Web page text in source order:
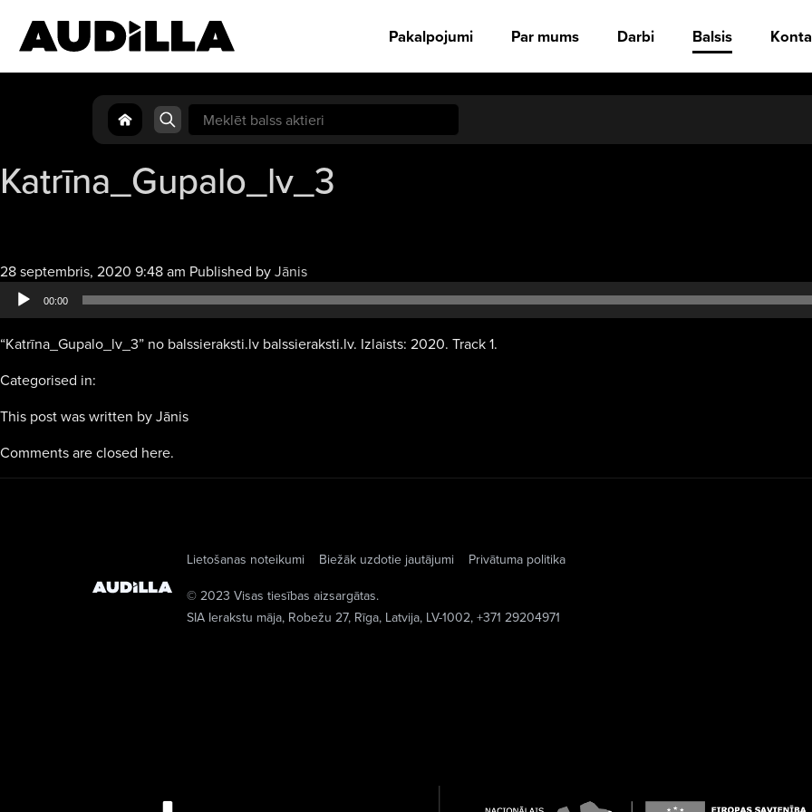
Pakalpojumi Par mums Darbi Balsis
Search
for:
Katrīna_Gupalo_lv_3
28 septembris, 2020 9:48 am Published byJānisAudio
atskaņotājs
00:00
“Katrīna_Gupalo_lv_3” no balssieraksti.lv balssieraksti.lv. Izlaists: 2020. Track 1.
Categorised in:
This post was written by Jānis
Comments are closed here.
Lietošanas noteikumi Biežāk uzdotie jautājumi
Privātuma politika
© 2023 Visas tiesības aizsargātas.
SIA Ierakstu māja, Robežu 27, Rīga, Latvija, LV-1002, +371 29204971